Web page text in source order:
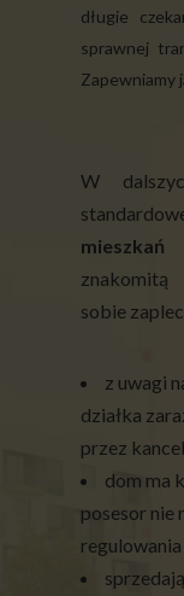
długie
sprawnej
Zapewniamy
W
sobie
z uwagi
działka
przez
dom ma
posesor nie